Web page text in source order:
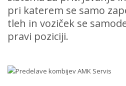
pri katerem se samo
tleh in voziček se
pravi poziciji.